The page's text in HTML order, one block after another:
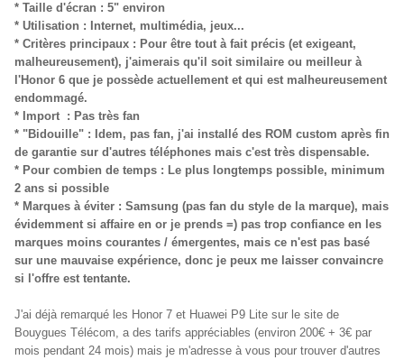
* Taille d'écran : 5" environ
* Utilisation : Internet, multimédia, jeux...
* Critères principaux : Pour être tout à fait précis (et exigeant,
malheureusement), j'aimerais qu'il soit similaire ou meilleur à
l'Honor 6 que je possède actuellement et qui est malheureusement
endommagé.
* Import : Pas très fan
* "Bidouille" : Idem, pas fan, j'ai installé des ROM custom après fin
de garantie sur d'autres téléphones mais c'est très dispensable.
* Pour combien de temps : Le plus longtemps possible, minimum
2 ans si possible
* Marques à éviter : Samsung (pas fan du style de la marque), mais
évidemment si affaire en or je prends =) pas trop confiance en les
marques moins courantes / émergentes, mais ce n'est pas basé
sur une mauvaise expérience, donc je peux me laisser convaincre
si l'offre est tentante.
J'ai déjà remarqué les Honor 7 et Huawei P9 Lite sur le site de
Bouygues Télécom, a des tarifs appréciables (environ 200€ + 3€ par
mois pendant 24 mois) mais je m'adresse à vous pour trouver d'autres